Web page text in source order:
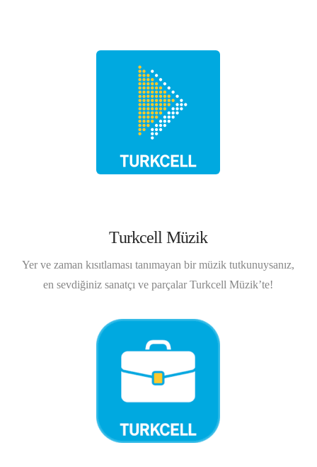
Turkcell Müzik
Yer ve zaman kısıtlaması tanımayan bir müzik tutkunuysanız,
en sevdiğiniz sanatçı ve parçalar Turkcell Müzik’te!